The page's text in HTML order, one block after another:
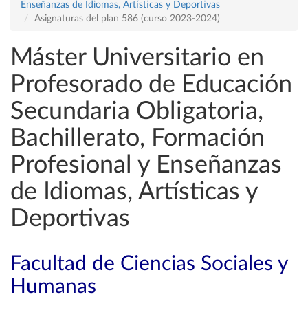
Enseñanzas de Idiomas, Artísticas y Deportivas
Asignaturas del plan 586 (curso 2023-2024)
Máster Universitario en
Profesorado de Educación
Secundaria Obligatoria,
Bachillerato, Formación
Profesional y Enseñanzas
de Idiomas, Artísticas y
Deportivas
Facultad de Ciencias Sociales y
Humanas